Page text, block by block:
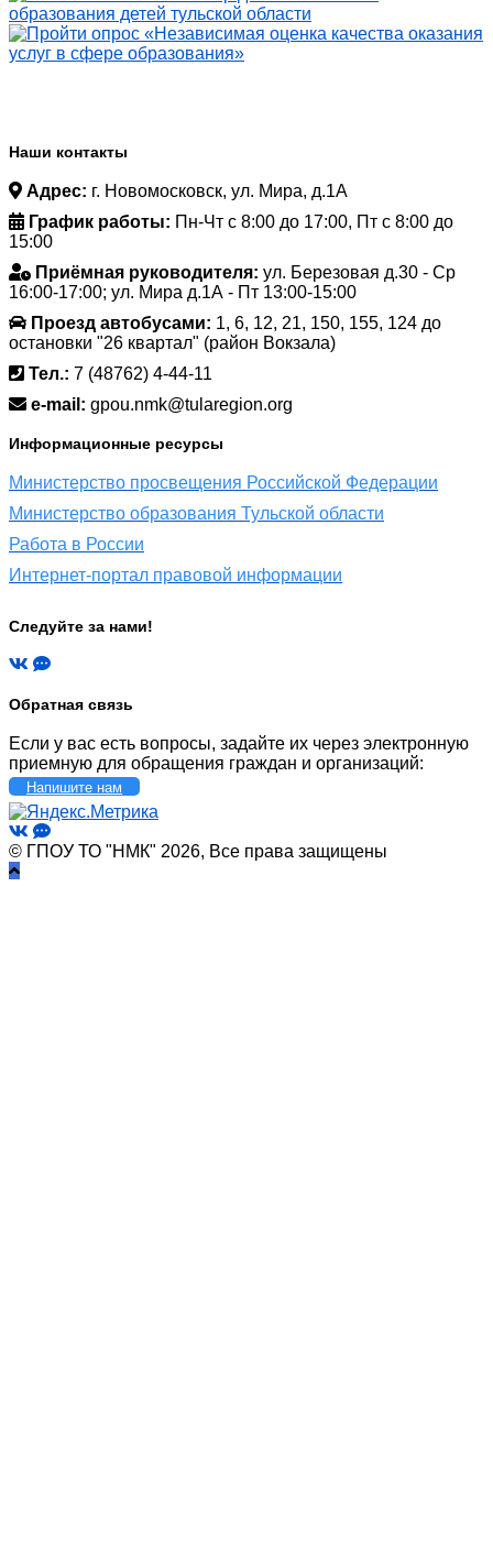
Наши контакты
Адрес: г. Новомосковск, ул. Мира, д.1А
График работы: Пн-Чт с 8:00 до 17:00, Пт с 8:00 до
15:00
Приёмная руководителя: ул. Березовая д.30 - Ср
16:00-17:00; ул. Мира д.1А - Пт 13:00-15:00
Проезд автобусами: 1, 6, 12, 21, 150, 155, 124 до
остановки "26 квартал" (район Вокзала)
Тел.: 7 (48762) 4-44-11
e-mail: gpou.nmk@tularegion.org
Информационные ресурсы
Министерство просвещения Российской Федерации
Министерство образования Тульской области
Работа в России
Интернет-портал правовой информации
Следуйте за нами!
Обратная связь
Если у вас есть вопросы, задайте их через электронную
приемную для обращения граждан и организаций:
Напишите нам
© ГПОУ ТО "НМК" 2026, Все права защищены